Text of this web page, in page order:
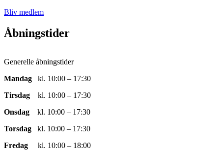
Bliv medlem
Åbningstider
Generelle åbningstider
Mandag kl. 10:00 – 17:30
Tirsdag kl. 10:00 – 17:30
Onsdag kl. 10:00 – 17:30
Torsdag kl. 10:00 – 17:30
Fredag
kl. 10:00 – 18:00